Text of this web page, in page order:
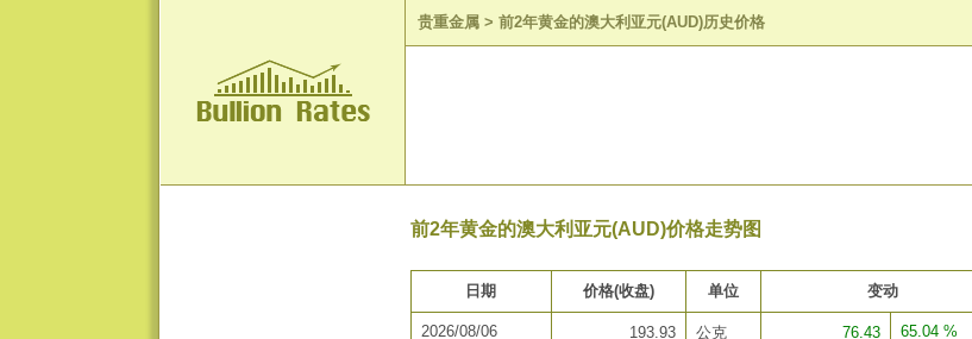
贵重金属 > 前2年黄金的澳大利亚元(AUD)历史价格
前2年黄金的澳大利亚元(AUD)价格走势图
日期 价格(收盘) 单位 变动
2026/08/06 193.93 公克 76.43 65.04 %